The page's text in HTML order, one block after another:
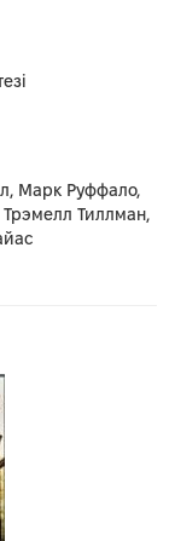
Марк Руффало,
Тиллман,